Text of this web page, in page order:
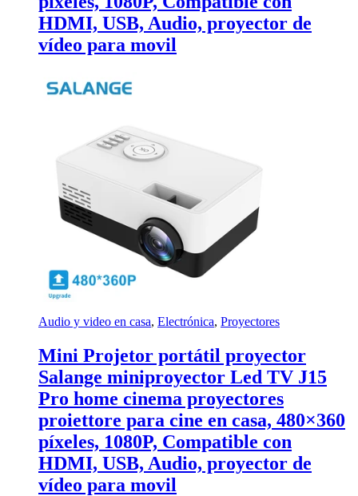
HDMI, USB, Audio, proyector de
vídeo para movil
Audio y video en casa, Electrónica, Proyectores
Mini Projetor portátil proyector
Salange miniproyector Led TV J15
Pro home cinema proyectores
proiettore para cine en casa, 480×360
píxeles, 1080P, Compatible con
HDMI, USB, Audio, proyector de
vídeo para movil